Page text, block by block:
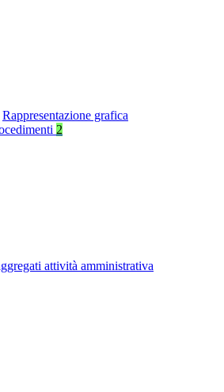
Rappresentazione grafica
2
attività amministrativa